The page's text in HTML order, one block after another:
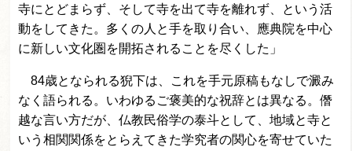
寺にとどまらず、そして寺を出て寺を離れず、という活
動をしてきた。多くの人と手を取り合い、應典院を中心
に新しい文化圏を開拓されることを尽くした」
84歳となられる猊下は、これを手元原稿もなしで澱み
なく語られる。いわゆるご褒美的な祝辞とは異なる。僭
越な言い方だが、仏教民俗学の泰斗として、地域と寺と
いう相関関係をとらえてきた学究者の関心を寄せていた